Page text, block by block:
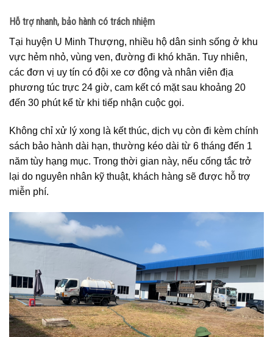
Hỗ trợ nhanh, bảo hành có trách nhiệm
Tại huyện U Minh Thượng, nhiều hộ dân sinh sống ở khu
vực hẻm nhỏ, vùng ven, đường đi khó khăn. Tuy nhiên,
các đơn vị uy tín có đội xe cơ động và nhân viên địa
phương túc trực 24 giờ, cam kết có mặt sau khoảng 20
đến 30 phút kể từ khi tiếp nhận cuộc gọi.
Không chỉ xử lý xong là kết thúc, dịch vụ còn đi kèm chính
sách bảo hành dài hạn, thường kéo dài từ 6 tháng đến 1
năm tùy hạng mục. Trong thời gian này, nếu cống tắc trở
lại do nguyên nhân kỹ thuật, khách hàng sẽ được hỗ trợ
miễn phí.